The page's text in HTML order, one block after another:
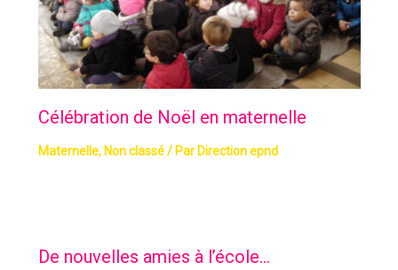
Célébration de Noël en maternelle
Maternelle, Non classé/ Par Direction epnd
De nouvelles amies à l’école…